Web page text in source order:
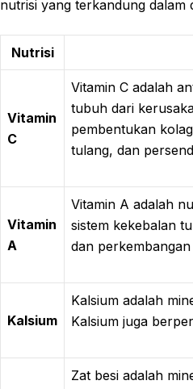
nutrisi yang terkandung dalam
Nutrisi
Vitamin
C
Vitamin C adalah
tubuh dari
pembentukan
tulang, dan
Vitamin
A
Vitamin A adalah
sistem kekebalan
dan perkembangan
Kalsium
Kalsium adalah
Kalsium juga
Zat besi adalah